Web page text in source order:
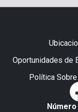
Oportunidades de
Política